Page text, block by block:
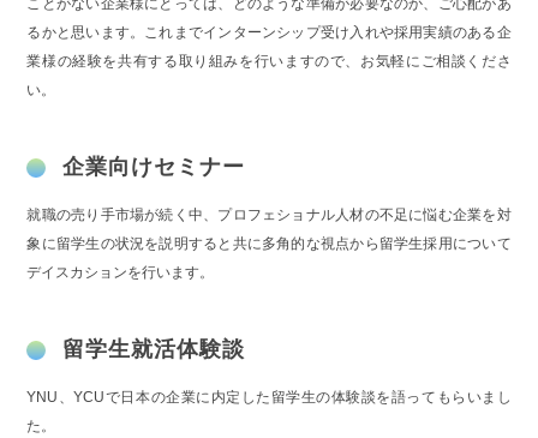
ことがない企業様にとっては、どのような準備が必要なのか、ご心配があ
るかと思います。これまでインターンシップ受け入れや採用実績のある企
業様の経験を共有する取り組みを行いますので、お気軽にご相談くださ
い。
企業向けセミナー
就職の売り手市場が続く中、プロフェショナル人材の不足に悩む企業を対
象に留学生の状況を説明すると共に多角的な視点から留学生採用について
デイスカションを行います。
留学生就活体験談
YNU、YCUで日本の企業に内定した留学生の体験談を語ってもらいまし
た。